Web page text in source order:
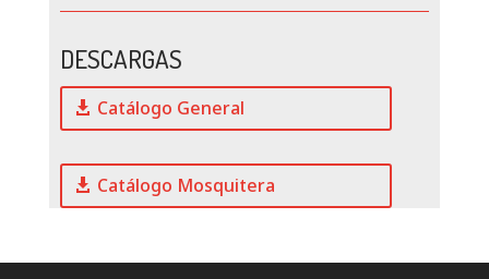
DESCARGAS
Catálogo General
Catálogo Mosquitera